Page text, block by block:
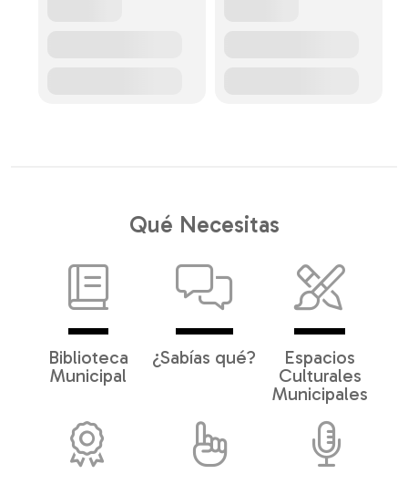
Qué Necesitas
Biblioteca
Municipal
¿Sabías qué?
Espacios
Culturales
Municipales